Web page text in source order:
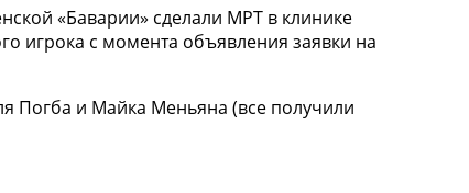
«Баварии» сделали МРТ в клинике
игрока с момента объявления заявки на
Погба и Майка Меньяна (все получили